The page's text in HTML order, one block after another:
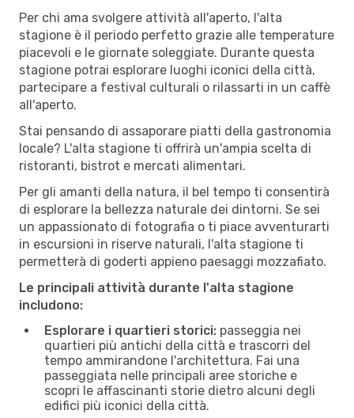
Per chi ama svolgere attività all'aperto, l'alta
stagione è il periodo perfetto grazie alle temperature
piacevoli e le giornate soleggiate. Durante questa
stagione potrai esplorare luoghi iconici della città,
partecipare a festival culturali o rilassarti in un caffè
all'aperto.
Stai pensando di assaporare piatti della gastronomia
locale? L'alta stagione ti offrirà un'ampia scelta di
ristoranti, bistrot e mercati alimentari.
Per gli amanti della natura, il bel tempo ti consentirà
di esplorare la bellezza naturale dei dintorni. Se sei
un appassionato di fotografia o ti piace avventurarti
in escursioni in riserve naturali, l'alta stagione ti
permetterà di goderti appieno paesaggi mozzafiato.
Le principali attività durante l'alta stagione
includono:
Esplorare i quartieri storici: passeggia nei
quartieri più antichi della città e trascorri del
tempo ammirandone l'architettura. Fai una
passeggiata nelle principali aree storiche e
scopri le affascinanti storie dietro alcuni degli
edifici più iconici della città.